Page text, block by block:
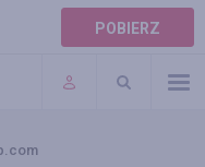
POBIERZ